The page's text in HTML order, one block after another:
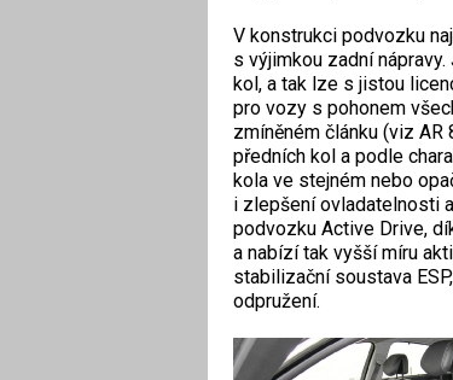
V konstrukci podvozku
s výjimkou zadní
kol, a tak lze s jistou
pro vozy s pohonem
zmíněném článku (viz
předních kol a podle
kola ve stejném nebo
i zlepšení ovladatelnosti
podvozku Active Drive,
a nabízí tak vyšší míru
stabilizační soustava
odpružení.